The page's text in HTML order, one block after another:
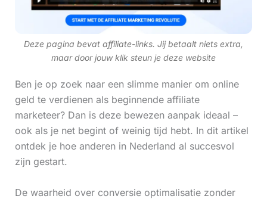
Deze pagina bevat affiliate-links. Jij betaalt niets extra,
maar door jouw klik steun je deze website
Ben je op zoek naar een slimme manier om online
geld te verdienen als beginnende affiliate
marketeer? Dan is deze bewezen aanpak ideaal –
ook als je net begint of weinig tijd hebt. In dit artikel
ontdek je hoe anderen in Nederland al succesvol
zijn gestart.
De waarheid over conversie optimalisatie zonder